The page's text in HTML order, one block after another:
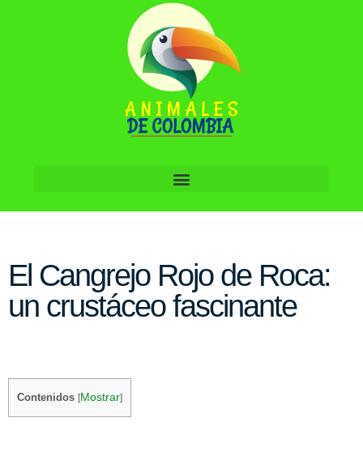
El Cangrejo Rojo de Roca:
un crustáceo fascinante
Contenidos [Mostrar]